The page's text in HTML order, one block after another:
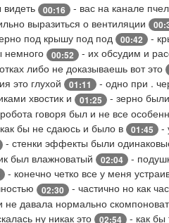
00:16 - вас на канале
выразиться о вентиляции
под крышу под под 00:42 -
немного 00:52 - их обсудим и
либо не доказываешь вот это
это глухой 01:11 - одно при .
хвостик и 01:25 - зерно
говоря был и не все
как бы не сдаюсь и было в 01:45 -
- стенки эффекты были
был влажноватый 02:04 -
- конечно четко все у меня
02:30 - частично но как
не давала нормально
ну никак это 02:54 - как бы